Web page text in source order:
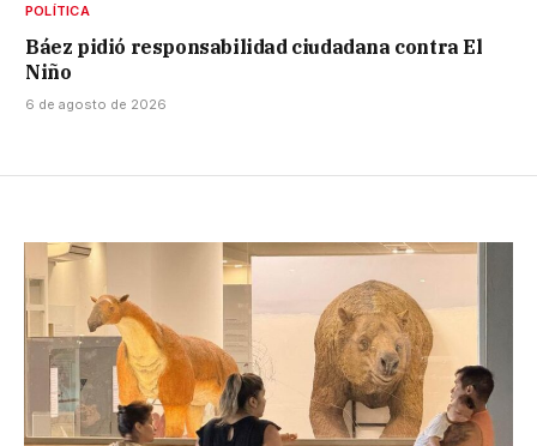
POLÍTICA
Báez pidió responsabilidad ciudadana contra El
Niño
6 de agosto de 2026